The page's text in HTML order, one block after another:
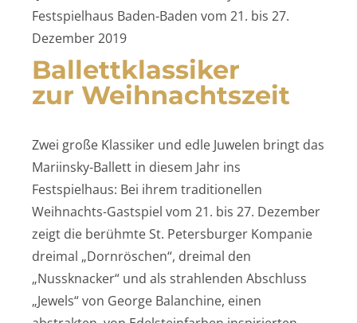
Festspielhaus Baden-Baden vom 21. bis 27.
Dezember 2019
Ballettklassiker
zur Weihnachtszeit
Zwei große Klassiker und edle Juwelen bringt das
Mariinsky-Ballett in diesem Jahr ins
Festspielhaus: Bei ihrem traditionellen
Weihnachts-Gastspiel vom 21. bis 27. Dezember
zeigt die berühmte St. Petersburger Kompanie
dreimal „Dornröschen“, dreimal den
„Nussknacker“ und als strahlenden Abschluss
„Jewels“ von George Balanchine, einen